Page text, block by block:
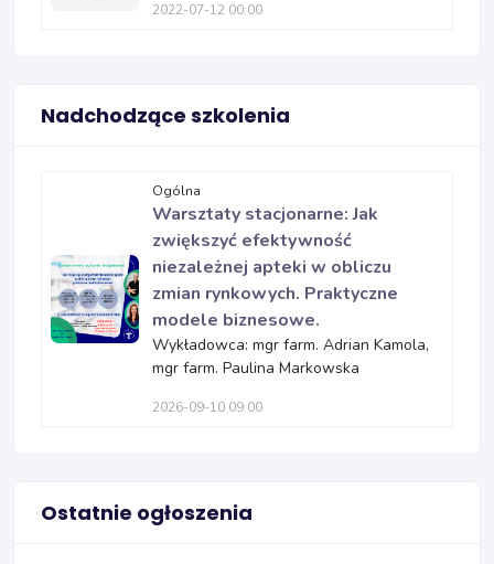
2022-07-12 00:00
Nadchodzące szkolenia
Ogólna
Warsztaty stacjonarne: Jak
zwiększyć efektywność
niezależnej apteki w obliczu
zmian rynkowych. Praktyczne
modele biznesowe.
Wykładowca: mgr farm. Adrian Kamola,
mgr farm. Paulina Markowska
2026-09-10 09:00
Ostatnie ogłoszenia